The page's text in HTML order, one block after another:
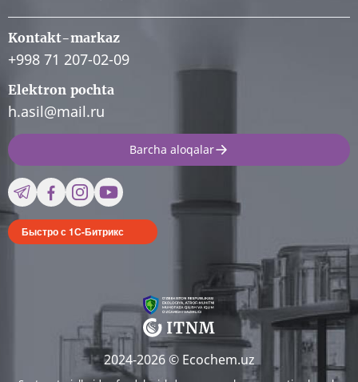
Kontakt-markaz
+998 71 207-02-09
Elektron pochta
h.asil@mail.ru
Barcha aloqalar
Быстро с 1С-Битрикс
2024-2026 © Ecochem.uz